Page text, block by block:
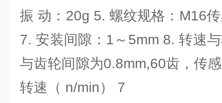
振 动：20g 5. 螺纹规格：M16
7. 安装间隙：1～5mm 8. 转速
与齿轮间隙为0.8mm,60齿，传
转速（ n/min） 7